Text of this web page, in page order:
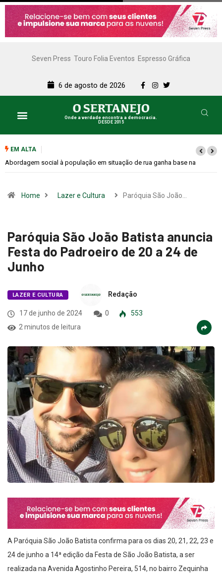
Seven Press Touro Folia Eventos Espresso Gráfica
6 de agosto de 2026
Onde a verdade encontra a democracia.
DESDE 2015
EM ALTA
Cemitérios terão horário especial e missas no Dia dos Pais
Home Lazer e Cultura Paróquia São João…
Paróquia São João Batista anuncia
Festa do Padroeiro de 20 a 24 de
Junho
LAZER E CULTURA Redação
17 de junho de 2024 0
553
2 minutos de leitura
A Paróquia São João Batista confirma para os dias 20, 21, 22, 23 e
24 de junho a 14ª edição da Festa de São João Batista, a ser
realizada na Avenida Agostinho Pereira, 514, no bairro Zequinha